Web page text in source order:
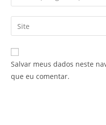
Salvar meus dados neste
que eu comentar.